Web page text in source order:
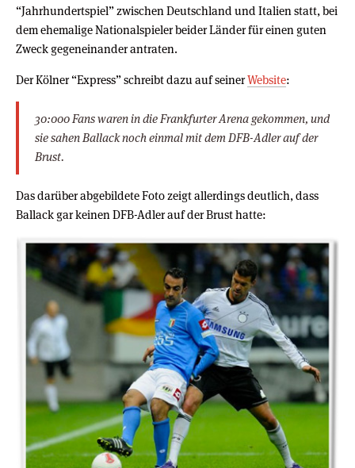
“Jahrhundertspiel” zwischen Deutschland und Italien statt, bei
dem ehemalige Nationalspieler beider Länder für einen guten
Zweck gegeneinander antraten.
Der Kölner “Express” schreibt dazu auf seinerWebsite:
30:000 Fans waren in die Frankfurter Arena gekommen, und
sie sahen Ballack noch einmal mit dem DFB-Adler auf der
Brust.
Das darüber abgebildete Foto zeigt allerdings deutlich, dass
Ballack gar keinen DFB-Adler auf der Brust hatte: